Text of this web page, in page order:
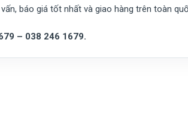
báo giá tốt nhất và giao hàng trên toàn
– 038 246 1679.